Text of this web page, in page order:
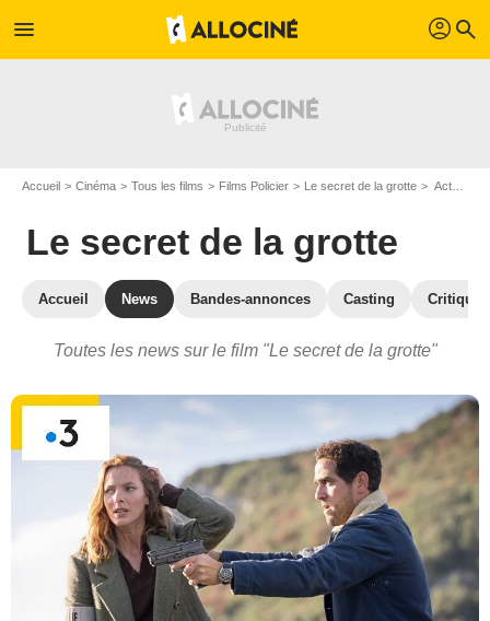
menu profil search
Accueil Cinéma Tous les films Films Policier Le secret de la grotte Actualités Le secret de la grotte
Le secret de la grotte
Accueil News Bandes-annonces Casting
Toutes les news sur le film "Le secret de la grotte"